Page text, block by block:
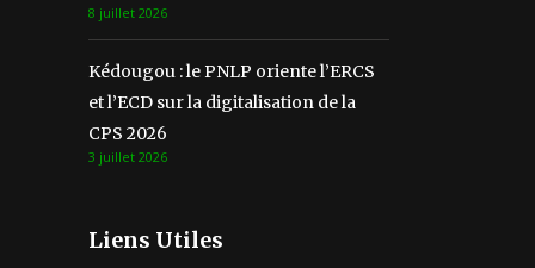
8 juillet 2026
Kédougou : le PNLP oriente l’ERCS
et l’ECD sur la digitalisation de la
CPS 2026
3 juillet 2026
Liens Utiles